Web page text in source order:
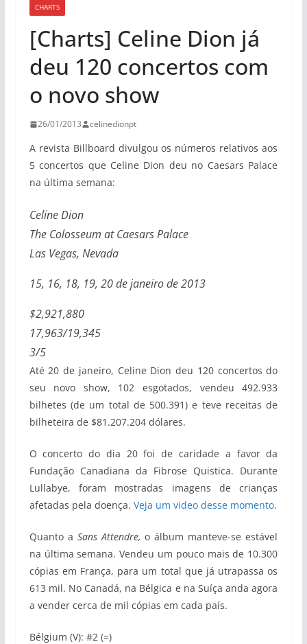
CHARTS
[Charts] Celine Dion já
deu 120 concertos com
o novo show
26/01/2013 celinedionpt
A revista Billboard divulgou os números relativos aos
5 concertos que Celine Dion deu no Caesars Palace
na última semana:
Celine Dion
The Colosseum at Caesars Palace
Las Vegas, Nevada
15, 16, 18, 19, 20 de janeiro de 2013
$2,921,880
17,963/19,345
3/5
Até 20 de janeiro, Celine Dion deu 120 concertos do
seu novo show, 102 esgotados, vendeu 492.933
bilhetes (de um total de 500.391) e teve receitas de
bilheteira de $81.207.204 dólares.
O concerto do dia 20 foi de caridade a favor da
Fundação Canadiana da Fibrose Quistica. Durante
Lullabye, foram mostradas imagens de crianças
afetadas pela doença. Veja um video desse momento.
Quanto a Sans Attendre, o álbum manteve-se estável
na última semana. Vendeu um pouco mais de 10.300
cópias em França, para um total que já utrapassa os
613 mil. No Canadá, na Bélgica e na Suíça anda agora
a vender cerca de mil cópias em cada país.
Bélgium (V): #2 (=)